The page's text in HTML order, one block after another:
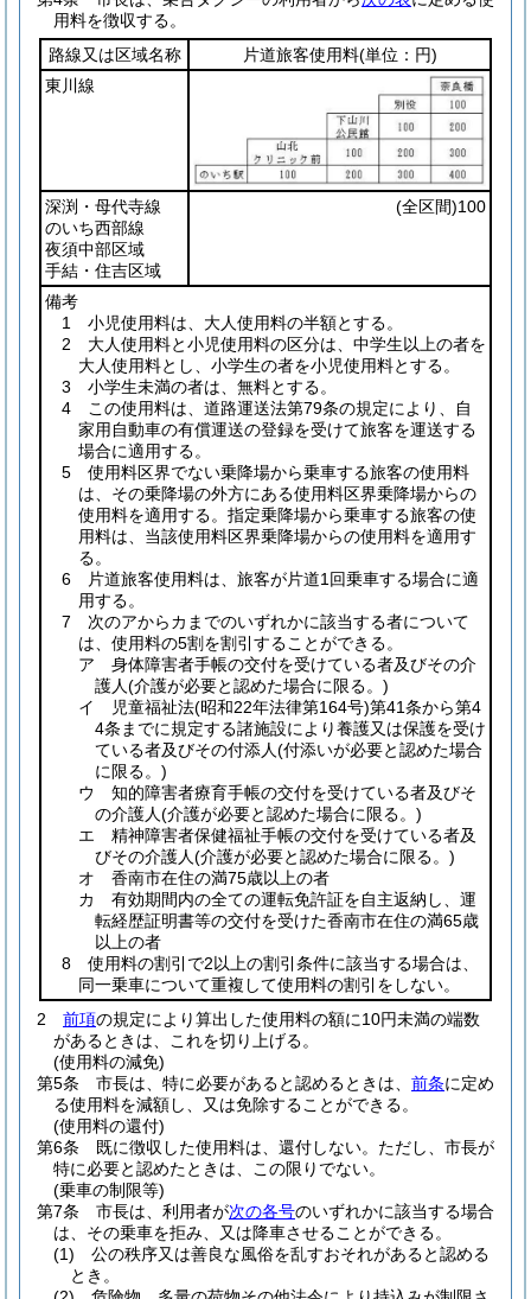
用料を徴収する。
路線又は区域名称
片道旅客使用料(単位：円)
東川線
深渕・母代寺線
のいち西部線
夜須中部区域
手結・住吉区域
(全区間)100
備考
1 小児使用料は、大人使用料の半額とする。
2 大人使用料と小児使用料の区分は、中学生以上の者を
大人使用料とし、小学生の者を小児使用料とする。
3 小学生未満の者は、無料とする。
4 この使用料は、道路運送法第79条の規定により、自
家用自動車の有償運送の登録を受けて旅客を運送する
場合に適用する。
5 使用料区界でない乗降場から乗車する旅客の使用料
は、その乗降場の外方にある使用料区界乗降場からの
使用料を適用する。指定乗降場から乗車する旅客の使
用料は、当該使用料区界乗降場からの使用料を適用す
る。
6 片道旅客使用料は、旅客が片道1回乗車する場合に適
用する。
7 次のアからカまでのいずれかに該当する者について
は、使用料の5割を割引することができる。
ア 身体障害者手帳の交付を受けている者及びその介
護人(介護が必要と認めた場合に限る。)
イ 児童福祉法(昭和22年法律第164号)第41条から第4
4条までに規定する諸施設により養護又は保護を受け
ている者及びその付添人(付添いが必要と認めた場合
に限る。)
ウ 知的障害者療育手帳の交付を受けている者及びそ
の介護人(介護が必要と認めた場合に限る。)
エ 精神障害者保健福祉手帳の交付を受けている者及
びその介護人(介護が必要と認めた場合に限る。)
オ 香南市在住の満75歳以上の者
カ 有効期間内の全ての運転免許証を自主返納し、運
転経歴証明書等の交付を受けた香南市在住の満65歳
以上の者
8 使用料の割引で2以上の割引条件に該当する場合は、
同一乗車について重複して使用料の割引をしない。
2
前項の規定により算出した使用料の額に10円未満の端数
があるときは、これを切り上げる。
(使用料の減免)
第5条
市長は、特に必要があると認めるときは、 前条に定め
る使用料を減額し、又は免除することができる。
(使用料の還付)
第6条
既に徴収した使用料は、還付しない。 ただし、市長が
特に必要と認めたときは、この限りでない。
(乗車の制限等)
第7条
市長は、利用者が次の各号のいずれかに該当する場合
は、その乗車を拒み、又は降車させることができる。
(1)
公の秩序又は善良な風俗を乱すおそれがあると認める
とき。